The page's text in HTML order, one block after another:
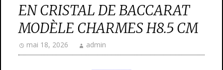
EN CRISTAL DE BACCARAT
MODÈLE CHARMES H8.5 CM
mai 18, 2026 admin